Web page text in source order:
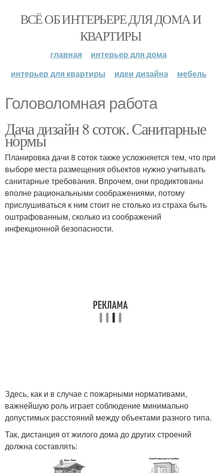
ВСЁ ОБ ИНТЕРЬЕРЕ ДЛЯ ДОМА И
КВАРТИРЫ
главная
интерьер для дома
интерьер для квартиры
идеи дизайна мебель
Головоломная работа
Дача дизайн 8 соток. Санитарные
нормы
Планировка дачи 8 соток также усложняется тем, что при
выборе места размещения объектов нужно учитывать
санитарные требования. Впрочем, они продиктованы
вполне рациональными соображениями, потому
прислушиваться к ним стоит не столько из страха быть
оштрафованным, сколько из соображений
инфекционной безопасности.
Здесь, как и в случае с пожарными нормативами,
важнейшую роль играет соблюдение минимально
допустимых расстояний между объектами разного типа.
Так, дистанция от жилого дома до других строений
должна составлять: